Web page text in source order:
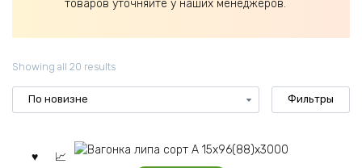
товаров уточняйте у наших менеджеров.
Showing all 20 results
Фильтры